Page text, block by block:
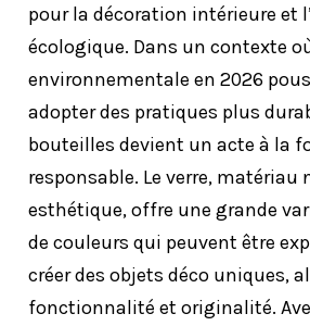
pour la décoration intérieure et
écologique. Dans un contexte
environnementale en 2026
adopter des pratiques plus
bouteilles devient un acte à la
responsable. Le verre, matériau
esthétique, offre une grande
de couleurs qui peuvent être
créer des objets déco uniques,
fonctionnalité et originalité.